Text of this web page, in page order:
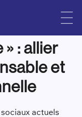
et
: allier
et
actuels